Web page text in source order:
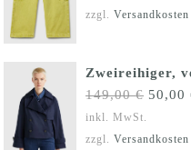
war:
zzgl. Versandkosten
Zweireihiger,
149,00€
war:
50,00
inkl. MwSt.
zzgl. Versandkosten